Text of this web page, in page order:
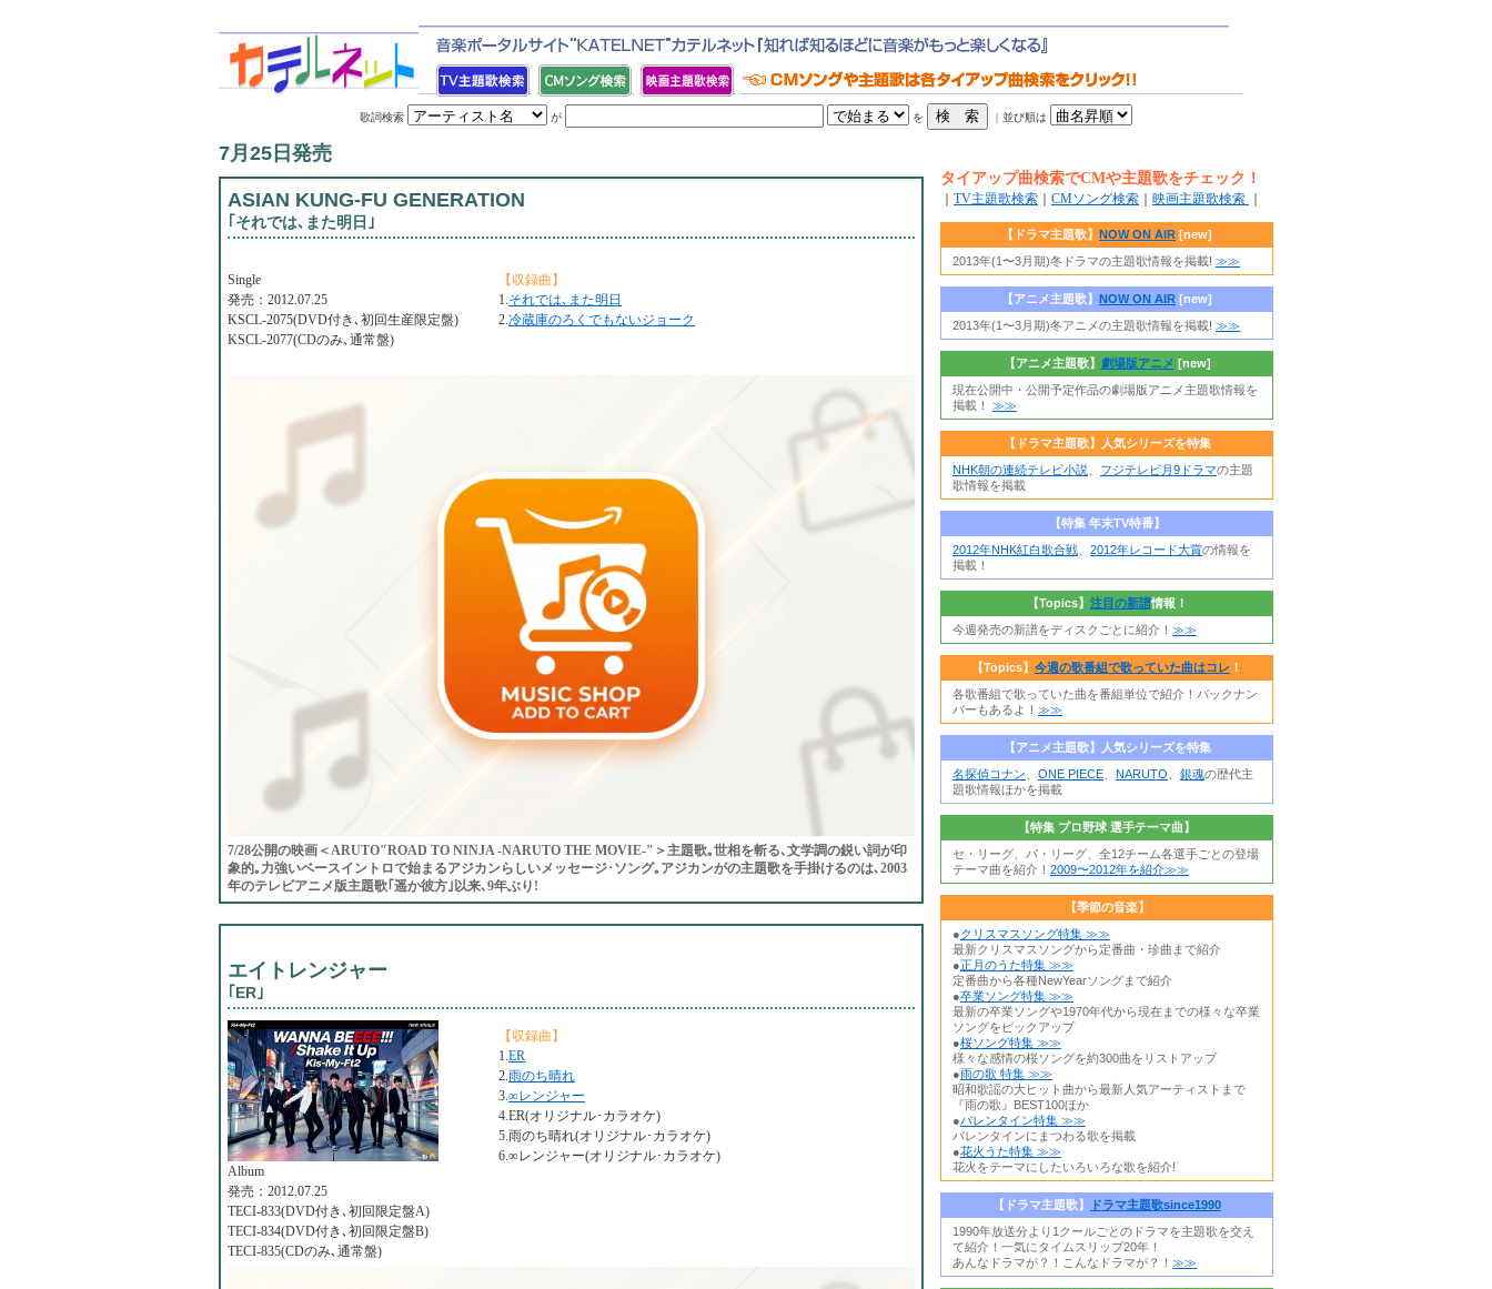
歌詞検索 が を ｜ 並び順は
7月25日発売
ASIAN KUNG-FU GENERATION
｢それでは､また明日｣
【収録曲】
1.それでは､また明日
2.冷蔵庫のろくでもないジョーク
Single
発売：2012.07.25
KSCL-2075(DVD付き､初回生産限定盤)
KSCL-2077(CDのみ､通常盤)
7/28公開の映画＜ARUTO"ROAD TO NINJA -NARUTO THE MOVIE-"＞主題歌｡世相を斬る､文学調の鋭い詞が印
象的｡力強いベースイントロで始まるアジカンらしいメッセージ･ソング｡アジカンがの主題歌を手掛けるのは､2003
年のテレビアニメ版主題歌｢遥か彼方｣以来､9年ぶり!
エイトレンジャー
｢ER｣
【収録曲】
1.ER
2.雨のち晴れ
3.∞レンジャー
4.ER(オリジナル･カラオケ)
5.雨のち晴れ(オリジナル･カラオケ)
6.∞レンジャー(オリジナル･カラオケ)
Album
発売：2012.07.25
TECI-833(DVD付き､初回限定盤A)
TECI-834(DVD付き､初回限定盤B)
TECI-835(CDのみ､通常盤)
タイアップ曲検索でCMや主題歌をチェック！
TV主題歌検索 CMソング検索 映画主題歌検索
【ドラマ主題歌】 NOW ON AIR [new]
2013年(1〜3月期)冬ドラマの主題歌情報を掲載! ≫≫
【アニメ主題歌】 NOW ON AIR [new]
2013年(1〜3月期)冬アニメの主題歌情報を掲載! ≫≫
【アニメ主題歌】 劇場版アニメ [new]
現在公開中・公開予定作品の劇場版アニメ主題歌情報を
掲載！ ≫≫
【ドラマ主題歌】人気シリーズを特集
NHK朝の連続テレビ小説
フジテレビ月9ドラマの主題
歌情報を掲載
【特集 年末TV特番】
2012年NHK紅白歌合戦
2012年レコード大賞の情報を
掲載！
【Topics】 注目の新譜情報！
今週発売の新譜をディスクごとに紹介！ ≫≫
【Topics】 今週の歌番組で歌っていた曲はコレ ！
各歌番組で歌っていた曲を番組単位で紹介！バックナン
バーもあるよ！ ≫≫
【アニメ主題歌】人気シリーズを特集
名探偵コナン
ONE PIECE NARUTO 銀魂の歴代主
題歌情報ほかを掲載
【特集 プロ野球 選手テーマ曲】
セ・リーグ、パ・リーグ、全12チーム各選手ごとの登場
テーマ曲を紹介！ 2009〜2012年を紹介≫≫
【季節の音楽】
●クリスマスソング特集 ≫≫
最新クリスマスソングから定番曲・珍曲まで紹介
●正月のうた特集 ≫≫
定番曲から各種NewYearソングまで紹介
●卒業ソング特集 ≫≫
最新の卒業ソングや1970年代から現在までの様々な卒業
ソングをピックアップ
●桜ソング特集 ≫≫
様々な感情の桜ソングを約300曲をリストアップ
●雨の歌 特集 ≫≫
昭和歌謡の大ヒット曲から最新人気アーティストまで
『雨の歌』BEST100ほか
●バレンタイン特集 ≫≫
バレンタインにまつわる歌を掲載
●花火うた特集 ≫≫
花火をテーマにしたいろいろな歌を紹介!
【ドラマ主題歌】
ドラマ主題歌since1990
1990年放送分より1クールごとのドラマを主題歌を交え
て紹介！一気にタイムスリップ20年！
あんなドラマが？！こんなドラマが？！ ≫≫